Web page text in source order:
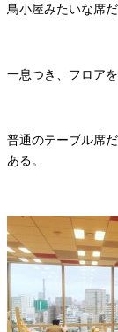
鳥小屋みたいな席だ
一息つき、フロアを
普通のテーブル席
ある。